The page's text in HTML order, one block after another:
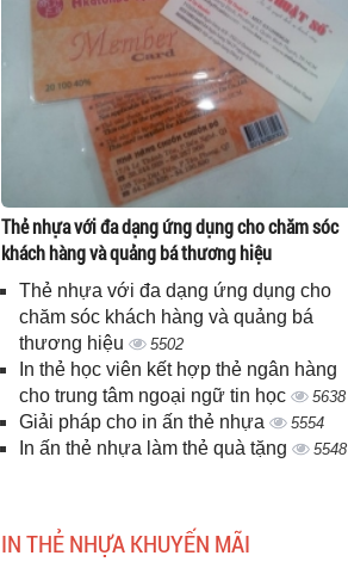
Thẻ nhựa với đa dạng ứng dụng cho chăm sóc
khách hàng và quảng bá thương hiệu
Thẻ nhựa với đa dạng ứng dụng cho
chăm sóc khách hàng và quảng bá
thương hiệu
5502
In thẻ học viên kết hợp thẻ ngân hàng
cho trung tâm ngoại ngữ tin học
5638
Giải pháp cho in ấn thẻ nhựa 5554
In ấn thẻ nhựa làm thẻ quà tặng 5548
IN THẺ NHỰA KHUYẾN MÃI